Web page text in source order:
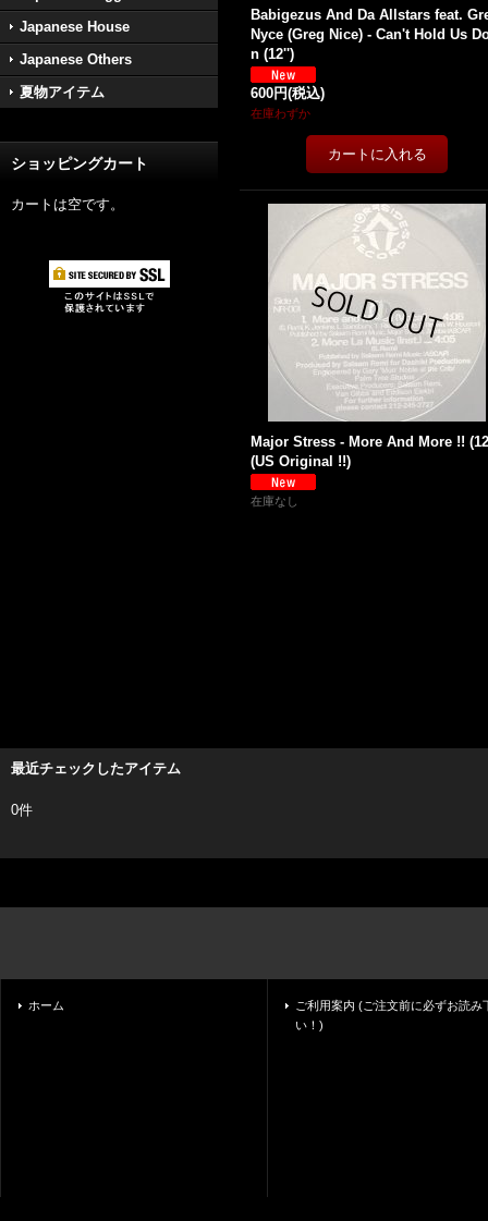
Japanese House
Japanese Others
夏物アイテム
ショッピングカート
カートは空です。
Babigezus And Da Allstars feat.
Nyce (Greg Nice) - Can't Hold Us
n (12'')
600円(税込)
在庫わずか
Major Stress - More And More !!
(US Original !!)
在庫なし
最近チェックしたアイテム
0件
ホーム
ご利用案内 (ご注文前に必ずお読み
い！)